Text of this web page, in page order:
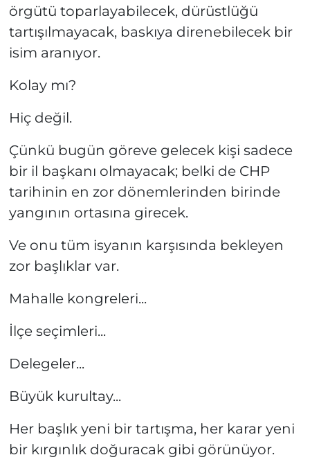
örgütü toparlayabilecek, dürüstlüğü
tartışılmayacak, baskıya direnebilecek bir
isim aranıyor.
Kolay mı?
Hiç değil.
Çünkü bugün göreve gelecek kişi sadece
bir il başkanı olmayacak; belki de CHP
tarihinin en zor dönemlerinden birinde
yangının ortasına girecek.
Ve onu tüm isyanın karşısında bekleyen
zor başlıklar var.
Mahalle kongreleri...
İlçe seçimleri...
Delegeler...
Büyük kurultay...
Her başlık yeni bir tartışma, her karar yeni
bir kırgınlık doğuracak gibi görünüyor.